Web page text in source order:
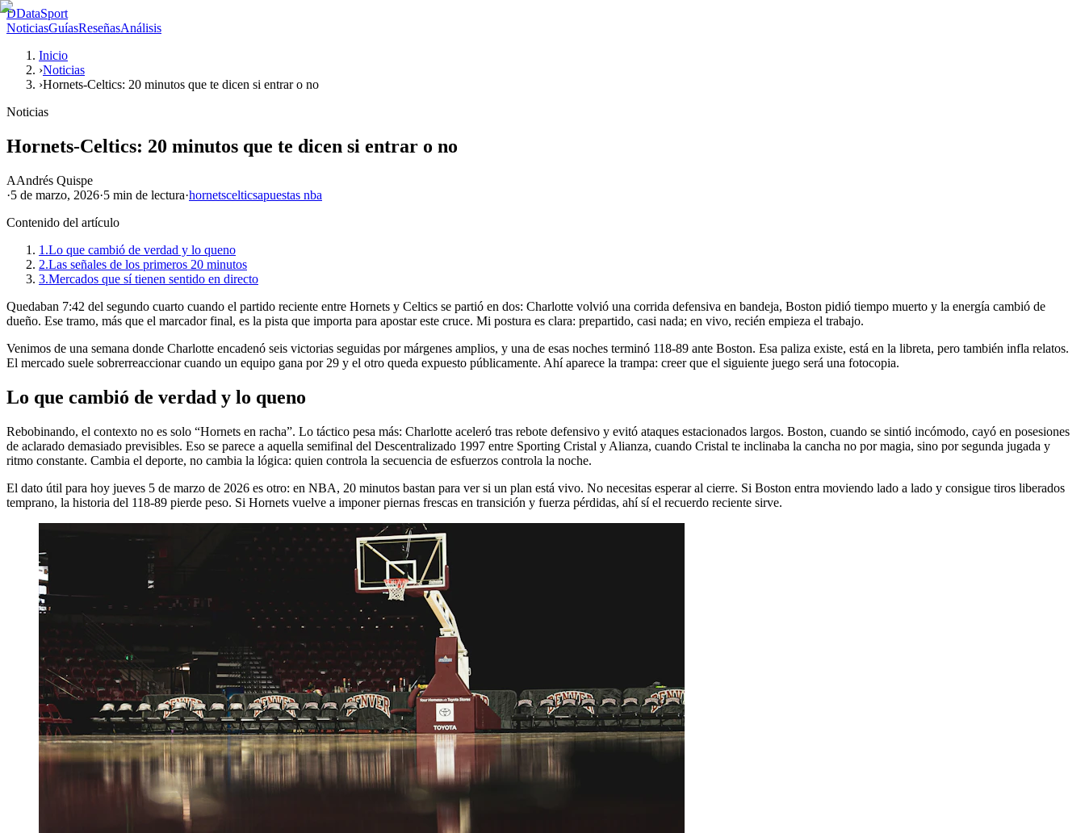
DDataSport
NoticiasGuíasReseñasAnálisis
Inicio
›Noticias
›Hornets-Celtics: 20 minutos que te dicen si entrar o no
Noticias
Hornets-Celtics: 20 minutos que te dicen si entrar o no
AAndrés Quispe
·5 de marzo, 2026·5 min de lectura·hornetscelticsapuestas nba
Contenido del artículo
1.Lo que cambió de verdad y lo queno
2.Las señales de los primeros 20 minutos
3.Mercados que sí tienen sentido en directo
Quedaban 7:42 del segundo cuarto cuando el partido reciente entre Hornets y Celtics se partió en dos: Charlotte volvió una corrida defensiva en bandeja, Boston pidió tiempo muerto y la energía cambió de
dueño. Ese tramo, más que el marcador final, es la pista que importa para apostar este cruce. Mi postura es clara: prepartido, casi nada; en vivo, recién empieza el trabajo.
Venimos de una semana donde Charlotte encadenó seis victorias seguidas por márgenes amplios, y una de esas noches terminó 118-89 ante Boston. Esa paliza existe, está en la libreta, pero también infla relatos.
El mercado suele sobrerreaccionar cuando un equipo gana por 29 y el otro queda expuesto públicamente. Ahí aparece la trampa: creer que el siguiente juego será una fotocopia.
Lo que cambió de verdad y lo queno
Rebobinando, el contexto no es solo “Hornets en racha”. Lo táctico pesa más: Charlotte aceleró tras rebote defensivo y evitó ataques estacionados largos. Boston, cuando se sintió incómodo, cayó en posesiones
de aclarado demasiado previsibles. Eso se parece a aquella semifinal del Descentralizado 1997 entre Sporting Cristal y Alianza, cuando Cristal te inclinaba la cancha no por magia, sino por segunda jugada y
ritmo constante. Cambia el deporte, no cambia la lógica: quien controla la secuencia de esfuerzos controla la noche.
El dato útil para hoy jueves 5 de marzo de 2026 es otro: en NBA, 20 minutos bastan para ver si un plan está vivo. No necesitas esperar al cierre. Si Boston entra moviendo lado a lado y consigue tiros liberados
temprano, la historia del 118-89 pierde peso. Si Hornets vuelve a imponer piernas frescas en transición y fuerza pérdidas, ahí sí el recuerdo reciente sirve.